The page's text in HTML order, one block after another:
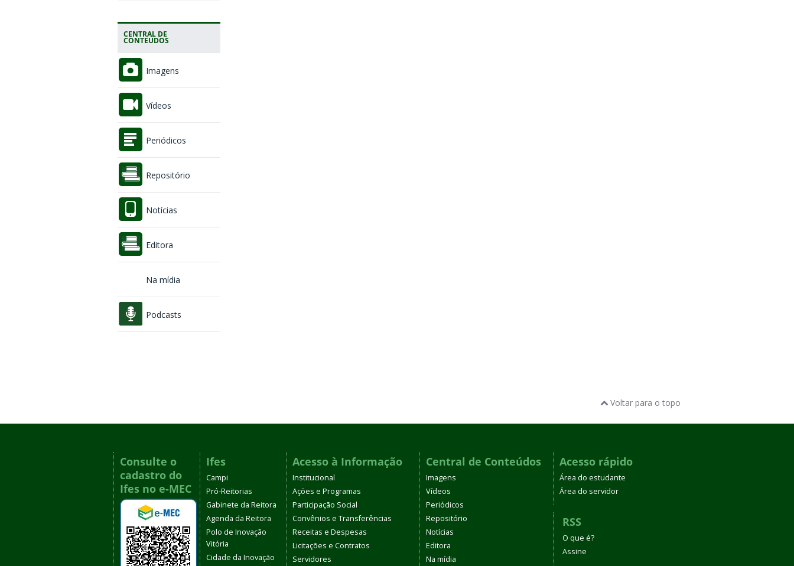
CENTRAL DE
CONTEÚDOS
Imagens
Vídeos
Periódicos
Repositório
Notícias
Editora
Na mídia
Podcasts
Voltar para o topo
Consulte o
cadastro do
Ifes no e-MEC
Ifes
Campi
Pró-Reitorias
Gabinete da Reitora
Agenda da Reitora
Polo de Inovação
Vitória
Cidade da Inovação
Acesso à Informação
Institucional
Ações e Programas
Participação Social
Convênios e Transferências
Receitas e Despesas
Licitações e Contratos
Servidores
Central de Conteúdos
Imagens
Vídeos
Periódicos
Repositório
Notícias
Editora
Na mídia
Acesso rápido
Área do estudante
Área do servidor
RSS
O que é?
Assine